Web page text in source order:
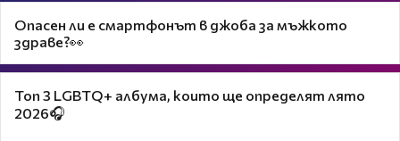
Опасен ли е смартфонът в джоба за мъжкото
здраве?👀
Топ 3 LGBTQ+ албума, които ще определят лято
2026🎧